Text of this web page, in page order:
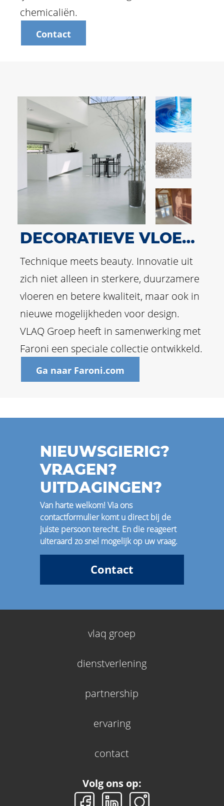
chemicaliën.
Contact
DECORATIEVE VLOEREN
Technique meets beauty. Innovatie uit
zich niet alleen in sterkere, duurzamere
vloeren en betere kwaliteit, maar ook in
nieuwe mogelijkheden voor design.
VLAQ Groep heeft in samenwerking met
Faroni een speciale collectie ontwikkeld.
Ga naar Faroni.com
NIEUWSGIERIG?
VRAGEN?
UITDAGINGEN?
Van harte welkom! Via ons
contactformulier komt u direct bij de
juiste persoon terecht. En die reageert
uiteraard zo snel mogelijk op uw vraag.
Contact
vlaq groep
dienstverlening
partnership
ervaring
contact
Volg ons op: